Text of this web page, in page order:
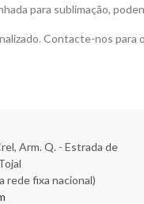
para sublimação,
Contacte-nos
Arm. Q. - Estrada de
rede fixa nacional)